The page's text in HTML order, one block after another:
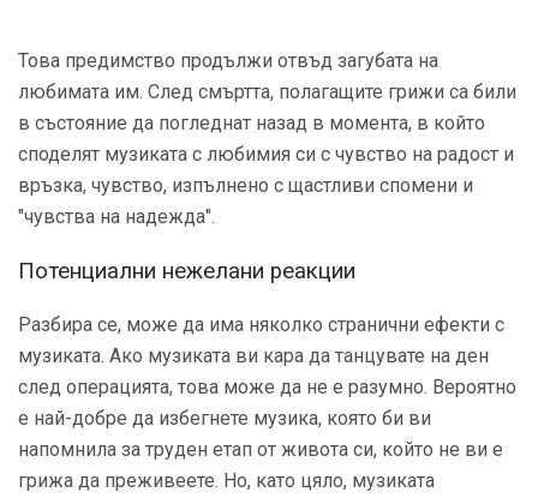
Това предимство продължи отвъд загубата на
любимата им. След смъртта, полагащите грижи са били
в състояние да погледнат назад в момента, в който
споделят музиката с любимия си с чувство на радост и
връзка, чувство, изпълнено с щастливи спомени и
"чувства на надежда".
Потенциални нежелани реакции
Разбира се, може да има няколко странични ефекти с
музиката. Ако музиката ви кара да танцувате на ден
след операцията, това може да не е разумно. Вероятно
е най-добре да избегнете музика, която би ви
напомнила за труден етап от живота си, който не ви е
грижа да преживеете. Но, като цяло, музиката